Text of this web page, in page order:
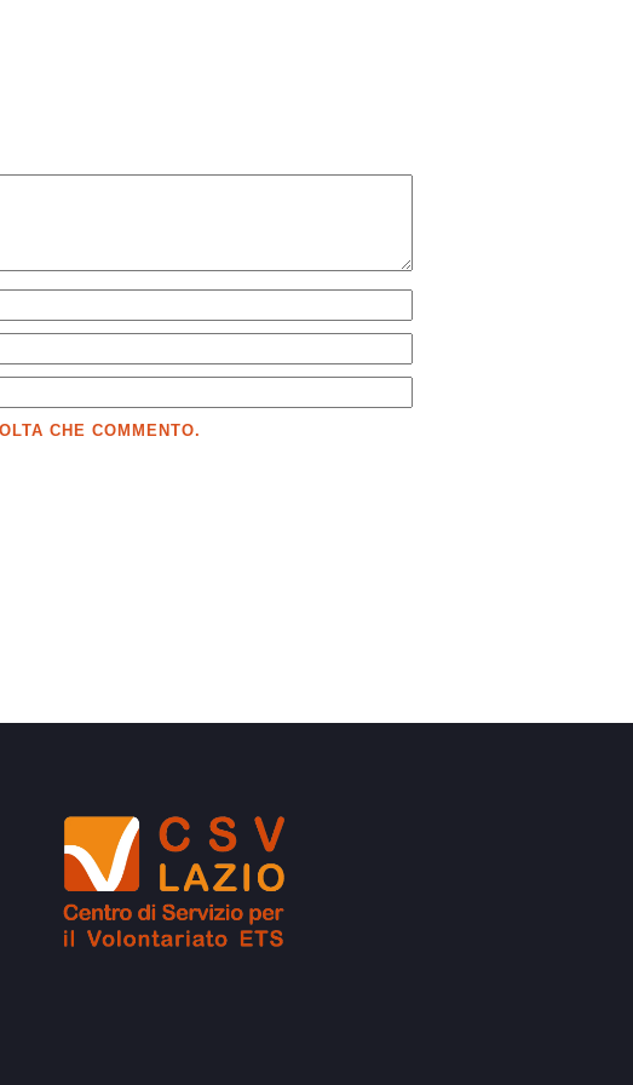
CHE COMMENTO.